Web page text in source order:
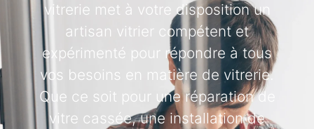
vitrerie met à votre disposition un
artisan vitrier compétent et
expérimenté pour répondre à tous
vos besoins en matière de vitrerie.
Que ce soit pour une réparation de
vitre cassée, une installation de